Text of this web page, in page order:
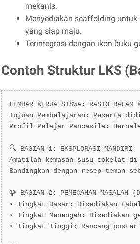
mekanis.
Menyediakan scaffolding
yang siap maju.
Terintegrasi dengan ikon buku
Contoh Struktur LKS
LEMBAR KERJA SISWA: RASIO DALAM
Tujuan Pembelajaran: Peserta
Profil Pelajar Pancasila:
🔍 BAGIAN 1: EKSPLORASI MANDIRI
Amatilah kemasan susu cokelat
Bandingkan dengan resep teman
🧩 BAGIAN 2: PEMECAHAN
• Tingkat Dasar: Disediakan
• Tingkat Menengah: Disediakan
• Tingkat Tinggi: Rancang poster